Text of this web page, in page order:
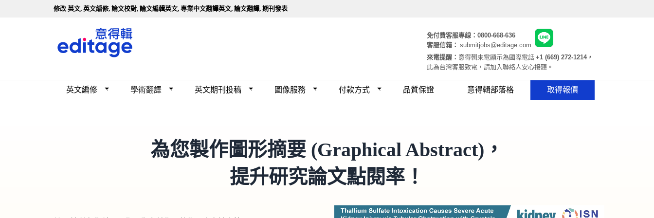
修改 英文, 英文編修, 論文校對, 論文編輯英文, 專業中文翻譯英文, 論文翻譯, 期刊發表
免付費客服專線： 0800-668-636
客服信箱： submitjobs@editage.com
來電提醒： 意得輯來電顯示為國際電話 +1 (669) 272-1214，
此為台灣客服致電，請加入聯絡人安心接聽。
英文編修 學術翻譯 英文期刊投稿 圖像服務 付款方式 品質保證 意得輯部落格 取得報價
英文編修 圖形摘要繪製
為您製作圖形摘要 (Graphical Abstract)，
提升研究論文點閱率！